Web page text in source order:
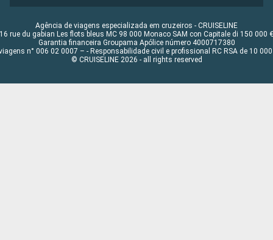
Agência de viagens especializada em cruzeiros - CRUISELINE
16 rue du gabian Les flots bleus MC 98 000 Monaco SAM con Capitale di 150 000 €
Garantia financeira Groupama Apólice número 4000717380
n° 006 02 0007 – - Responsabilidade civil e profissional RC RSA de 10 000
© CRUISELINE 2026 - all rights reserved